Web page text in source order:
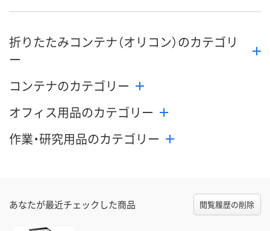
折りたたみコンテナ（オリコン）のカテゴリ
ー
コンテナのカテゴリー
オフィス用品のカテゴリー
作業・研究用品のカテゴリー
あなたが最近チェックした商品 閲覧履歴の削除